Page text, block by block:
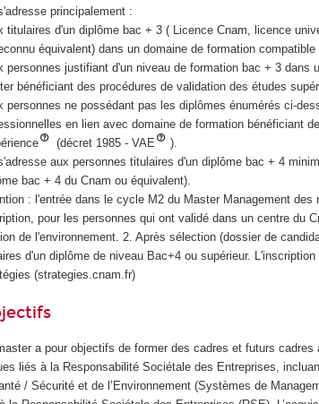
principalement :
titulaires d'un diplôme bac + 3 ( Licence Cnam, licence
équivalent) dans un domaine de formation
personnes justifiant d'un niveau de formation bac + 3 dans
bénéficiant des procédures de validation des études
personnes ne possédant pas les diplômes énumérés ci-
en lien avec domaine de formation bénéficiant
(décret 1985 - VAE
).
aux personnes titulaires d'un diplôme bac + 4
bac + 4 du Cnam ou équivalent).
: l'entrée dans le cycle M2 du Master Management
pour les personnes qui ont validé dans un centre du
de l'environnement. 2. Après sélection (dossier de
d'un diplôme de niveau Bac+4 ou supérieur.
(strategies.cnam.fr)
a pour objectifs de former des cadres et futurs cadres
liés à la Responsabilité Sociétale des Entreprises,
/ Sécurité et de l’Environnement (Systèmes de